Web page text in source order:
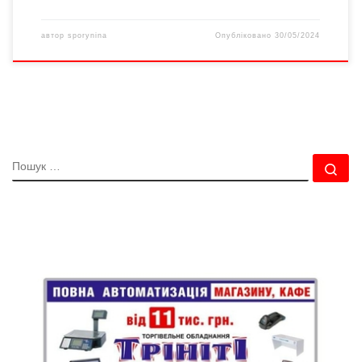
автор sporynina Опубліковано30/05/2024
ПОШУК